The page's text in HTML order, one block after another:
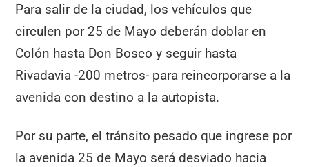
Para salir de la ciudad, los vehículos que
circulen por 25 de Mayo deberán doblar en
Colón hasta Don Bosco y seguir hasta
Rivadavia -200 metros- para reincorporarse a la
avenida con destino a la autopista.
Por su parte, el tránsito pesado que ingrese por
la avenida 25 de Mayo será desviado hacia